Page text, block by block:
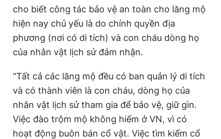
cho biết công tác bảo vệ an toàn cho lăng mộ
hiện nay chủ yếu là do chính quyền địa
phương (nơi có di tích) và con cháu dòng họ
của nhân vật lịch sử đảm nhận.
"Tất cả các lăng mộ đều có ban quản lý di tích
và có thành viên là con cháu, dòng họ của
nhân vật lịch sử tham gia để bảo vệ, giữ gìn.
Việc đào trộm mộ không hiếm ở VN, vì có
hoạt động buôn bán cổ vật. Việc tìm kiếm cổ